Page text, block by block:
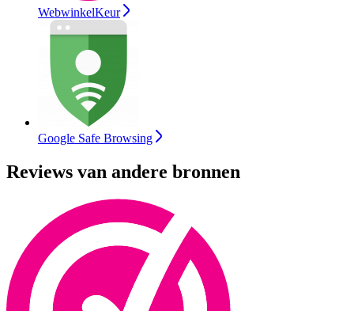
WebwinkelKeur
Google Safe Browsing
Reviews van andere bronnen